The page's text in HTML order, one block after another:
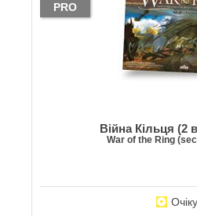
PRO
Війна Кільця (2
War of the Ring